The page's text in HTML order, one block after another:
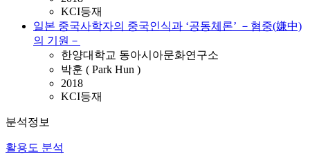
KCI등재
일본 중국사학자의 중국인식과 ‘공동체론’ －혐중(嫌中)
의 기원－
한양대학교 동아시아문화연구소
박훈 ( Park Hun )
2018
KCI등재
분석정보
활용도 분석